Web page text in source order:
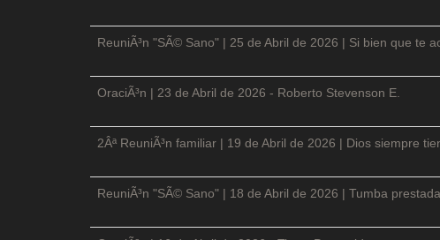
ReuniÃ³n "SÃ© Sano" | 25 de Abril de 2026 | Si bien que te
OraciÃ³n | 23 de Abril de 2026 - Roberto Stevenson E.
2Âª ReuniÃ³n familiar | 19 de Abril de 2026 | Dios siempre
ReuniÃ³n "SÃ© Sano" | 18 de Abril de 2026 | Tumba